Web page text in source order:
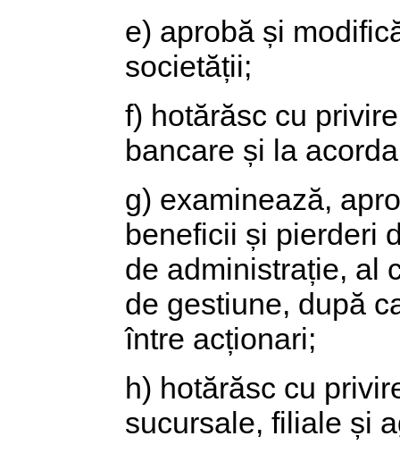
e) aprobă și
societății;
f) hotărăsc cu
bancare și la
g) examinează,
beneficii și pierderi
de administrație, al
de gestiune, după
între acționari;
h) hotărăsc cu
sucursale, filiale și